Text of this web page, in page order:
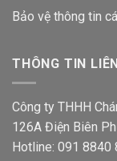
Bảo vệ thông tin
THÔNG TIN
Công ty THHH
126A Điện Biên
Hotline: 091 8840